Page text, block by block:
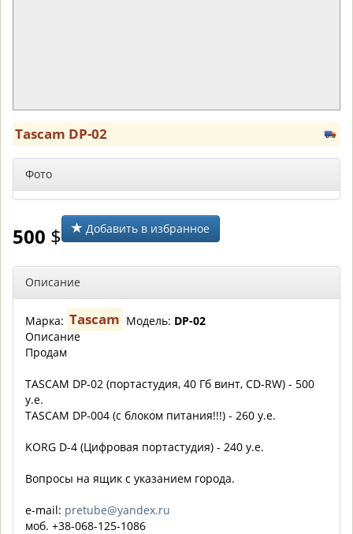
Tascam DP-02
Фото
500 $ Добавить в избранное
Описание
Марка: Tascam Модель: DP-02
Описание
Продам
TASCAM DP-02 (портастудия, 40 Гб винт, CD-RW) - 500
y.e.
TASCAM DP-004 (c блоком питания!!!) - 260 y.e.
KORG D-4 (Цифровая портастудия) - 240 y.e.
Вопросы на ящик с указанием города.
e-mail: pretube@yandex.ru
моб. +38-068-125-1086